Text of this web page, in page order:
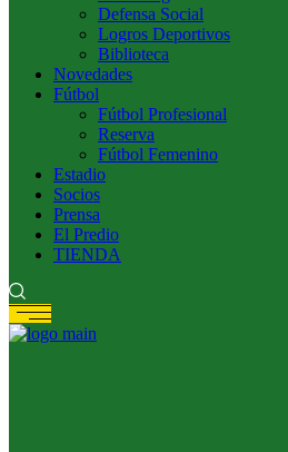
Defensa Social
Logros Deportivos
Biblioteca
Novedades
Fútbol
Fútbol Profesional
Reserva
Fútbol Femenino
Estadio
Socios
Prensa
El Predio
TIENDA